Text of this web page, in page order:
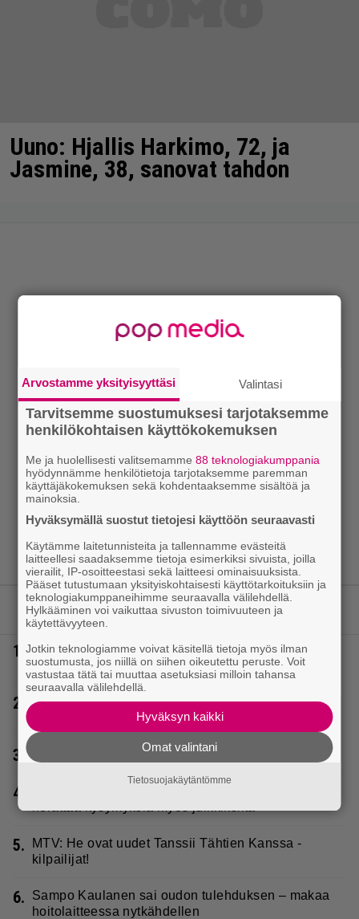
Uuno: Hjallis Harkimo, 72, ja
Jasmine, 38, sanovat tahdon
LUETUIMMAT JUTUT
1.
Tältä näyttää Vappu Pimiän perhelomalla
Portugalissa – ”Kaunis mekko”
2.
Poliisilla tehovalvonta – tästä kysymys ja näin
3. Poliisilla surullinen ilta Kuopiossa eilen
4.
5.
MTV: He ovat uudet Tanssii Tähtien Kanssa -
kilpailijat!
6.
Sampo Kaulanen sai oudon tulehduksen – makaa
hoitolaitteessa nytkähdellen
Arvostamme yksityisyyttäsi Valintasi
Tarvitsemme suostumuksesi tarjotaksemme
henkilökohtaisen käyttökokemuksen
Me ja huolellisesti valitsemamme88 teknologiakumppania
hyödynnämme henkilötietoja tarjotaksemme paremman
käyttäjäkokemuksen sekä kohdentaaksemme sisältöä ja
mainoksia.
Hyväksymällä suostut tietojesi käyttöön seuraavasti
Käytämme laitetunnisteita ja tallennamme evästeitä
laitteellesi saadaksemme tietoja esimerkiksi sivuista, joilla
vierailit, IP-osoitteestasi sekä laitteesi ominaisuuksista.
Pääset tutustumaan yksityiskohtaisesti käyttötarkoituksiin ja
teknologiakumppaneihimme seuraavalla välilehdellä.
Hylkääminen voi vaikuttaa sivuston toimivuuteen ja
käytettävyyteen.
Jotkin teknologiamme voivat käsitellä tietoja myös ilman
suostumusta, jos niillä on siihen oikeutettu peruste. Voit
vastustaa tätä tai muuttaa asetuksiasi milloin tahansa
seuraavalla välilehdellä.
Hyväksyn kaikki
Omat valintani
Tietosuojakäytäntömme